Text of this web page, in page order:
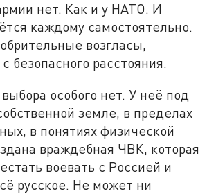
нет. Как и у НАТО. И
каждому самостоятельно.
возгласы,
безопасного расстояния.
особого нет. У неё под
земле, в пределах
в понятиях физической
враждебная ЧВК, которая
воевать с Россией и
русское. Не может ни